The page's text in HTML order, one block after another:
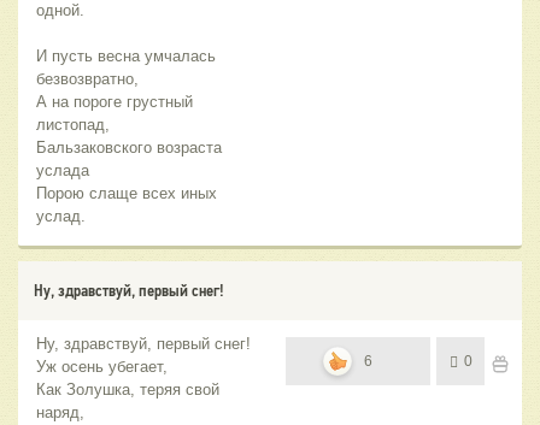
одной.
И пусть весна умчалась
безвозвратно,
А на пороге грустный
листопад,
Бальзаковского возраста
услада
Порою слаще всех иных
услад.
Ну, здравствуй, первый снег!
Ну, здравствуй, первый снег!
Уж осень убегает,
Как Золушка, теряя свой
наряд,
6 0